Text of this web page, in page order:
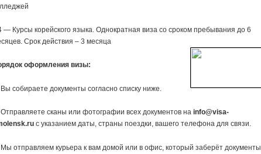
— Курсы корейского языка. Однократная виза со сроком пребывания до 6
Срок действия – 3 месяца
оформления визы:
собираете документы согласно списку ниже.
сканы или фотографии всех документов наinfo@visa-
с указанием даты, страны поездки, вашего телефона для связи.
отправляем курьера к вам домой или в офис, который заберёт документы